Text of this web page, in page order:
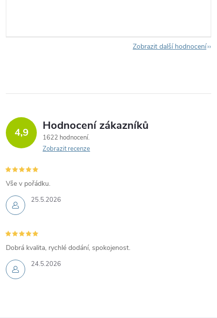
Zobrazit další hodnocení
4,9 Hodnocení zákazníků
1622 hodnocení
Zobrazit recenze
25.5.2026
Vše v pořádku.
24.5.2026
Dobrá kvalita, rychlé dodání, spokojenost.